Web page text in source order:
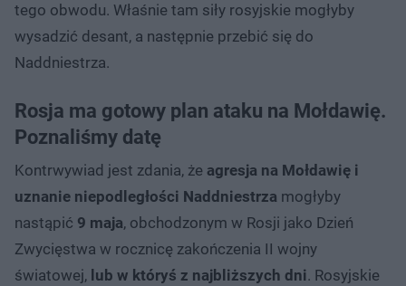
tego obwodu. Właśnie tam siły rosyjskie mogłyby
wysadzić desant, a następnie przebić się do
Naddniestrza.
Rosja ma gotowy plan ataku na Mołdawię.
Poznaliśmy datę
Kontrwywiad jest zdania, że agresja na Mołdawię i
uznanie niepodległości Naddniestrza mogłyby
nastąpić 9 maja, obchodzonym w Rosji jako Dzień
Zwycięstwa w rocznicę zakończenia II wojny
światowej, lub w któryś z najbliższych dni. Rosyjskie